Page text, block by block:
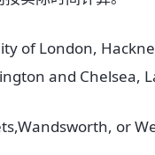
of London,
and Chelsea,
or